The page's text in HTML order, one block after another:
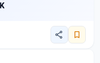
share bookmark